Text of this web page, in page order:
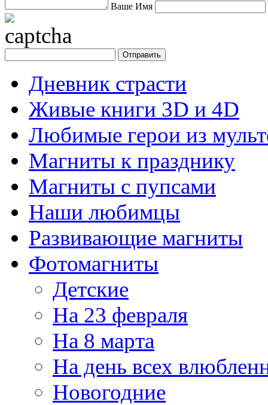
Ваше Имя
Дневник страсти
Живые книги 3D и 4D
Любимые герои из
Магниты к празднику
Магниты с пупсами
Наши любимцы
Развивающие магниты
Фотомагниты
Детские
На 23 февраля
На 8 марта
На день всех
Новогодние